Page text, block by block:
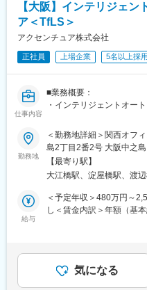
変更の範囲：会社の定める
（保険・不動産・М＆A
上記の中から、経験や希
・担当ユニットの管理(売
・メンバーフォロー等
■特徴：
＜チーム連携＞
税務に関わる様々な分野
は、
て、他のエキスパートに
スキルを磨くことが出来
福祉法人、地方公共団体
様に対して、税務サービ
幅広い分野での税務・会
【大阪】インテリジェン
ア＜TfLS＞
アクセンチュア株式会社
正社員 上場企業 5名以上採用
仕事内容
■業務概要：
・インテリジェントオー
ントもしくはエンジニア
ール群（SynOpsやAiOps
きます。
・最新テクノロジーを組
システムを提案・開発し
・お客様へ弊社アセット
OCRやRPA導入など、業
的な変革をもたらすため
す。
・これらの業務に携わる
勤務地
＜勤務地詳細＞関西オフ
島2丁目2番2号 大阪中之
線、京阪本線／淀屋橋駅
囲：会社の定める事業所
【最寄り駅】
大江橋駅、淀屋橋駅、渡
給与
＜予定年収＞480万円～
し＜賃金内訳＞年額（基
気になる